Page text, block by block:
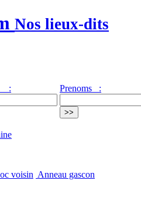
Nos lieux-dits
: Prenoms :
voisin Anneau gascon